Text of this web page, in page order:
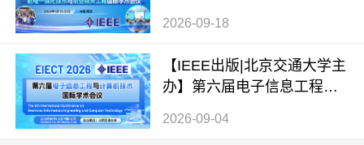
国际学术会议（ICMTAE 202
2026-09-18
【IEEE出版|北京交通大学主
办】第六届电子信息工程与
IECT 2026）
2026-09-04